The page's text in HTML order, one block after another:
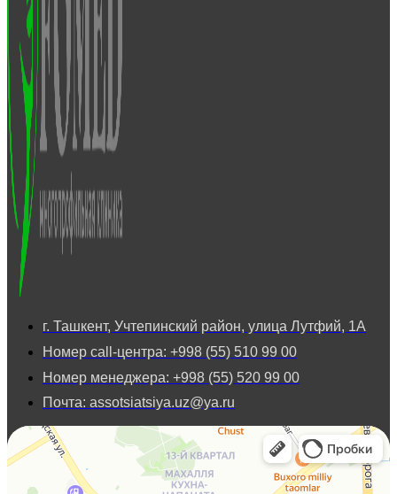
г. Ташкент, Учтепинский район, улица Лутфий, 1А
Номер call-центра: +998 (55) 510 99 00
Номер менеджера: +998 (55) 520 99 00
Почта: assotsiatsiya.uz@ya.ru